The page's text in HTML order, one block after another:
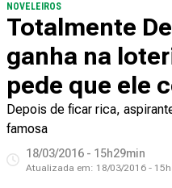
NOVELEIROS
Totalmente
ganha na
pede que ele
Depois de ficar rica,
famosa
18/03/2016 - 15h29min
Atualizada em: 18/03/2016 -